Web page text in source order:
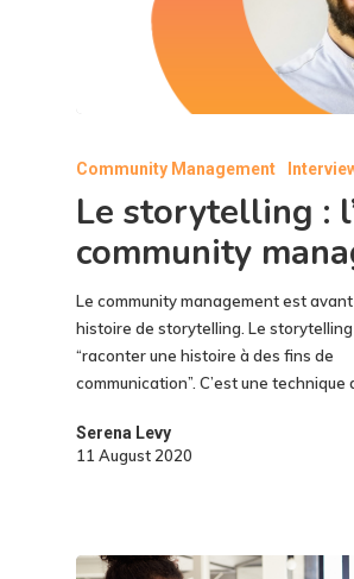
Community Management
Le storytelling :
community
Le community management est
histoire de storytelling. Le storytelling
“raconter une histoire à des fins de
communication”. C’est une technique
Serena Levy
11 August 2020